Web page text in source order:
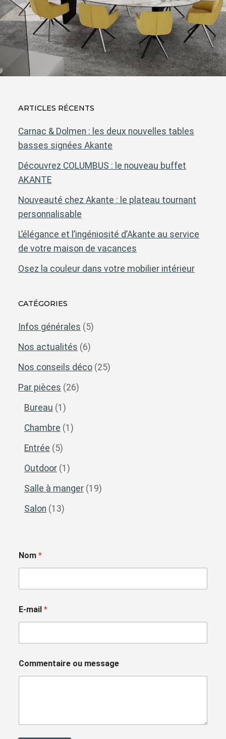
ARTICLES RÉCENTS
Carnac & Dolmen : les deux nouvelles tables
basses signées Akante
Découvrez COLUMBUS : le nouveau buffet
AKANTE
Nouveauté chez Akante : le plateau tournant
personnalisable
L’élégance et l’ingéniosité d’Akante au service
de votre maison de vacances
Osez la couleur dans votre mobilier intérieur
CATÉGORIES
Infos générales (5)
Nos actualités (6)
Nos conseils déco (25)
Par pièces (26)
Bureau (1)
Chambre (1)
Entrée (5)
Outdoor (1)
Salle à manger (19)
Salon (13)
Nom *
E-mail *
Commentaire ou message